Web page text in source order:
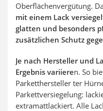
Oberflächenvergütung.
mit einem Lack
glatten und besonders
zusätzlichen Schutz
Je nach Hersteller und
Ergebnis variieren. So
Parketthersteller ter
Parkettversiegelung:
extramattlackiert. Alle